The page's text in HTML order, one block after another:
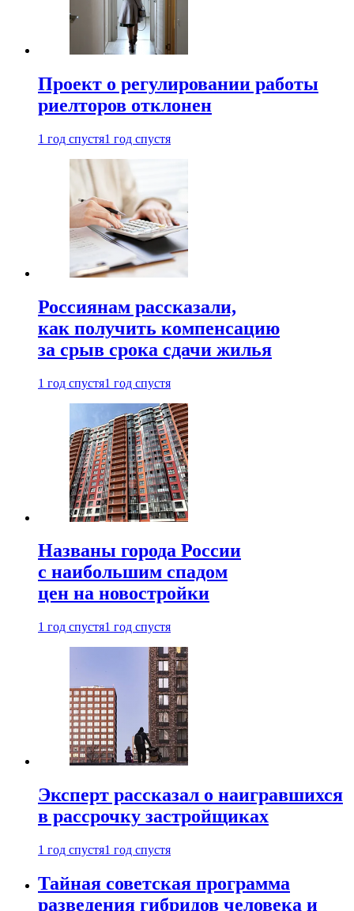
Проект о регулировании работы
риелторов отклонен
1 год спустя1 год спустя
Россиянам рассказали,
как получить компенсацию
за срыв срока сдачи жилья
1 год спустя1 год спустя
Названы города России
с наибольшим спадом
цен на новостройки
1 год спустя1 год спустя
Эксперт рассказал о наигравшихся
в рассрочку застройщиках
1 год спустя1 год спустя
Тайная советская программа
разведения гибридов человека и